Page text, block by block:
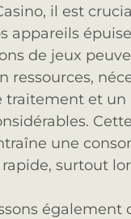
il est
appareils
de jeux
ressources,
traitement et un
une
surtout
également